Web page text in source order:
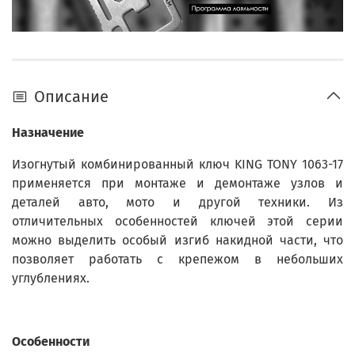
Описание
Назначение
Изогнутый комбинированный ключ KING TONY 1063-17
применяется при монтаже и демонтаже узлов и
деталей авто, мото и другой техники. Из
отличительных особенностей ключей этой серии
можно выделить особый изгиб накидной части, что
позволяет работать с крепежом в небольших
углублениях.
Особенности